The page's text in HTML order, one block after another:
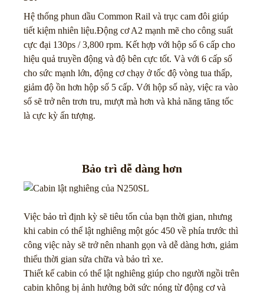
Hệ thống phun dầu Common Rail và trục cam đôi giúp
tiết kiệm nhiên liệu.Động cơ A2 mạnh mẽ cho công suất
cực đại 130ps / 3,800 rpm. Kết hợp với hộp số 6 cấp cho
hiệu quả truyền động và độ bên cực tốt. Và với 6 cấp số
cho sức mạnh lớn, động cơ chạy ở tốc độ vòng tua thấp,
giảm độ ồn hơn hộp số 5 cấp. Với hộp số này, việc ra vào
số sẽ trở nên trơn tru, mượt mà hơn và khả năng tăng tốc
là cực kỳ ấn tượng.
Bảo trì dễ dàng hơn
Việc bảo trì định kỳ sẽ tiêu tốn của bạn thời gian, nhưng
khi cabin có thể lật nghiêng một góc 450 về phía trước thì
công việc này sẽ trở nên nhanh gọn và dễ dàng hơn, giảm
thiểu thời gian sửa chữa và bảo trì xe.
Thiết kế cabin có thể lật nghiêng giúp cho người ngồi trên
cabin không bị ảnh hưởng bởi sức nóng từ động cơ và